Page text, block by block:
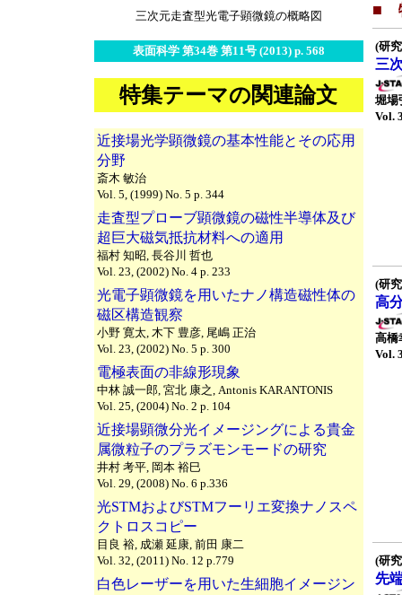
三次元走査型光電子顕微鏡の概略図
表面科学 第34巻 第11号 (2013) p. 568
特集テーマの関連論文
近接場光学顕微鏡の基本性能とその応用
分野
斎木 敏治
Vol. 5, (1999) No. 5 p. 344
走査型プローブ顕微鏡の磁性半導体及び
超巨大磁気抵抗材料への適用
福村 知昭, 長谷川 哲也
Vol. 23, (2002) No. 4 p. 233
光電子顕微鏡を用いたナノ構造磁性体の
磁区構造観察
小野 寛太, 木下 豊彦, 尾嶋 正治
Vol. 23, (2002) No. 5 p. 300
電極表面の非線形現象
中林 誠一郎, 宮北 康之, Antonis KARANTONIS
Vol. 25, (2004) No. 2 p. 104
近接場顕微分光イメージングによる貴金
属微粒子のプラズモンモードの研究
井村 考平, 岡本 裕巳
Vol. 29, (2008) No. 6 p.336
光STMおよびSTMフーリエ変換ナノスペ
クトロスコピー
目良 裕, 成瀬 延康, 前田 康二
Vol. 32, (2011) No. 12 p.779
白色レーザーを用いた生細胞イメージン
■
(研
三
堀場
Vol.
(研
高
高橋
Vol.
(研
先